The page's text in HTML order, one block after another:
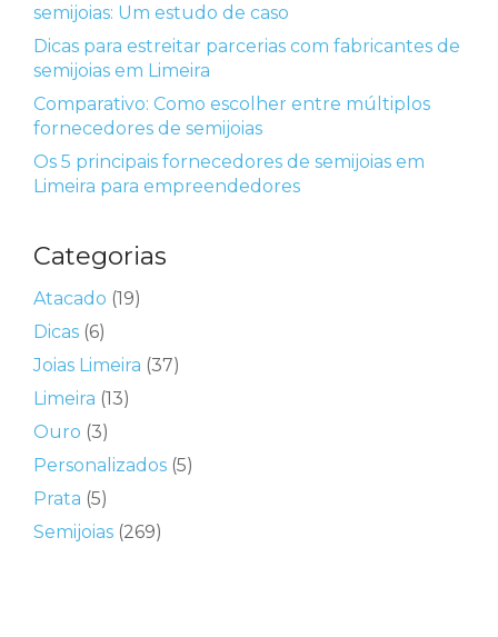
semijoias: Um estudo de caso
Dicas para estreitar parcerias com fabricantes de
semijoias em Limeira
Comparativo: Como escolher entre múltiplos
fornecedores de semijoias
Os 5 principais fornecedores de semijoias em
Limeira para empreendedores
Categorias
Atacado (19)
Dicas (6)
Joias Limeira (37)
Limeira (13)
Ouro (3)
Personalizados (5)
Prata (5)
Semijoias (269)